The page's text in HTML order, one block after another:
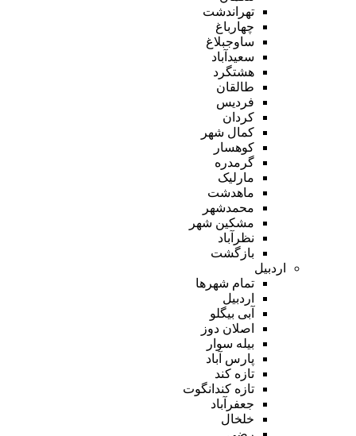
تهراندشت
چهارباغ
ساوجبلاغ
سعیدآباد
هشتگرد
طالقان
فردیس
کردان
کمال شهر
کوهسار
گرمدره
مارلیک
ماهدشت
محمدشهر
مشکین شهر
نظرآباد
بازگشت
اردبیل
تمام شهر‌ها
اردبیل
آبی بیگلو
اصلان دوز
بیله سوار
پارس آباد
تازه کند
تازه کندانگوت
جعفرآباد
خلخال